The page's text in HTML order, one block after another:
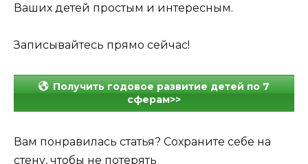
Ваших детей простым и интересным.
Записывайтесь прямо сейчас!
Получить годовое развитие детей по 7
сферам>>
Вам понравилась статья? Сохраните себе на
стену, чтобы не потерять